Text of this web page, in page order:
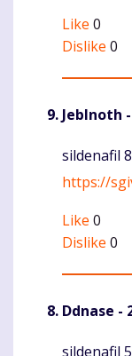
Like 0
Dislike 0
JebInoth
sildenafil
https://
Like 0
Dislike 0
Ddnase -
sildenafil